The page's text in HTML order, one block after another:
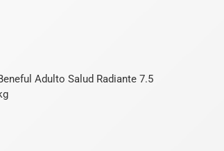
Adulto Salud Radiante 7.5